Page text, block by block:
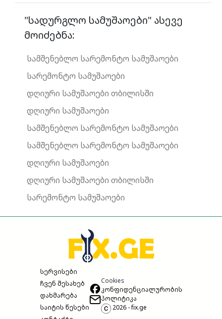
"სადურგლო სამუშაოები" ასევე
მოიძებნა:
სამშენებლო სარემონტო სამუშაოები
სარემონტო სამუშაოები
დღიური სამუშაოები თბილისში
დღიური სამუშაოები
სამშენებლო სარემონტო სამუშაოები
სამშენებლო სარემონტო სამუშაოები
დღიური სამუშაოები
დღიური სამუშაოები თბილისში
სარემონტო სამუშაოები
სერვისები
ჩვენ შესახებ
დახმარება
საიტის წესები
Cookies
კონფიდენციალურობის
პოლიტიკა
2026 - fix.ge